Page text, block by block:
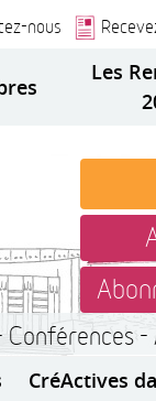
nous
Les
Conférences
CréActives